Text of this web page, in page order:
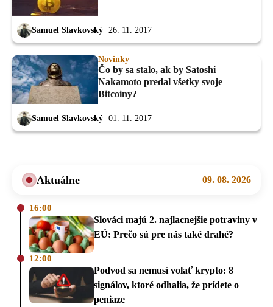
Samuel Slavkovský 26. 11. 2017
Novinky
Čo by sa stalo, ak by Satoshi
Nakamoto predal všetky svoje
Bitcoiny?
Samuel Slavkovský 01. 11. 2017
Aktuálne 09. 08. 2026
16:00
Slováci majú 2. najlacnejšie potraviny v
EÚ: Prečo sú pre nás také drahé?
12:00
Podvod sa nemusí volať krypto: 8
signálov, ktoré odhalia, že prídete o
peniaze